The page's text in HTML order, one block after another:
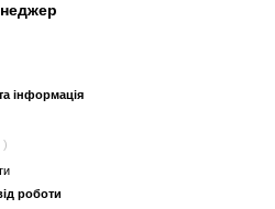
інформація
)
роботи